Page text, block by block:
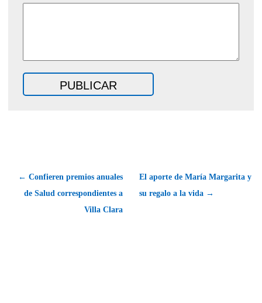
← Confieren premios anuales
de Salud correspondientes a
Villa Clara
El aporte de María Margarita y
su regalo a la vida →